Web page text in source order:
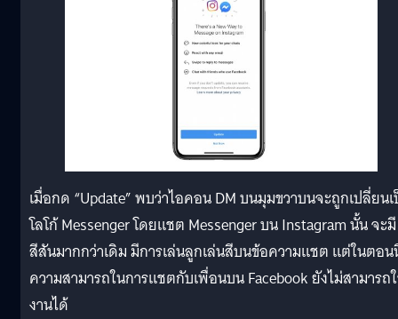
เมื่อกด “Update” พบว่าไอคอน DM บนมุมขวาบนจะถูกเปลี่ยน
โลโก้ Messenger โดยแชต Messenger บน Instagram นั้น จะมี
สีสันมากกว่าเดิม มีการเล่นลูกเล่นสีบนข้อความแชต แต่ในตอ
ความสามารถในการแชตกับเพื่อนบน Facebook ยังไม่สามารถ
งานได้